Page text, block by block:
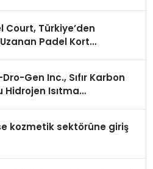
Court, Türkiye’den
Padel Kort
Gen Inc., Sıfır Karbon
Hidrojen Isıtma
kozmetik sektörüne giriş